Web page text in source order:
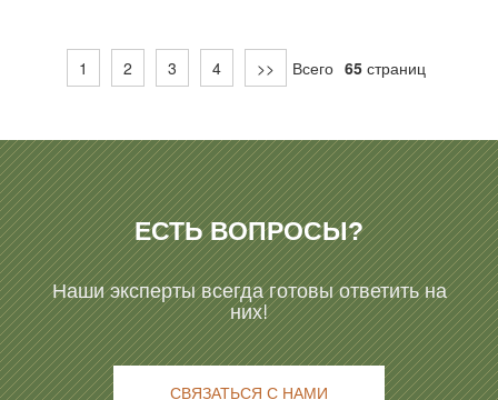
1 2 3 4 >> Всего 65 страниц
ЕСТЬ ВОПРОСЫ?
Наши эксперты всегда готовы ответить на
них!
СВЯЗАТЬСЯ С НАМИ